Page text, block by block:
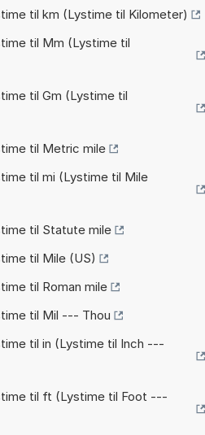
til km (Lystime til Kilometer)
til Mm (Lystime til
til Gm (Lystime til
til Metric mile
til mi (Lystime til Mile
til Statute mile
til Mile (US)
til Roman mile
til Mil --- Thou
til in (Lystime til Inch ---
til ft (Lystime til Foot ---